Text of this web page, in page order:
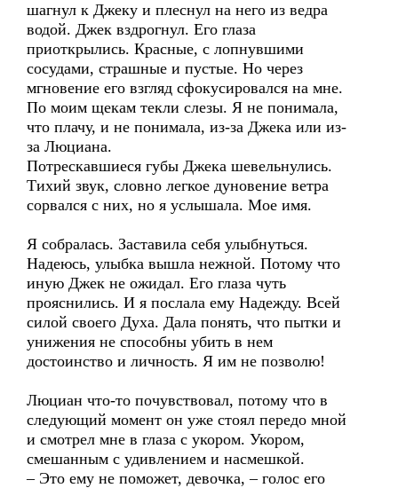
шагнул к Джеку и плеснул на него из ведра
водой. Джек вздрогнул. Его глаза
приоткрылись. Красные, с лопнувшими
сосудами, страшные и пустые. Но через
мгновение его взгляд сфокусировался на мне.
По моим щекам текли слезы. Я не понимала,
что плачу, и не понимала, из-за Джека или из-
за Люциана.
Потрескавшиеся губы Джека шевельнулись.
Тихий звук, словно легкое дуновение ветра
сорвался с них, но я услышала. Мое имя.
Я собралась. Заставила себя улыбнуться.
Надеюсь, улыбка вышла нежной. Потому что
иную Джек не ожидал. Его глаза чуть
прояснились. И я послала ему Надежду. Всей
силой своего Духа. Дала понять, что пытки и
унижения не способны убить в нем
достоинство и личность. Я им не позволю!
Люциан что-то почувствовал, потому что в
следующий момент он уже стоял передо мной
и смотрел мне в глаза с укором. Укором,
смешанным с удивлением и насмешкой.
– Это ему не поможет, девочка, – голос его